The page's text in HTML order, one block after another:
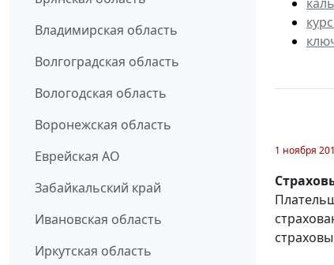
Владимирская область
Волгоградская область
Вологодская область
Воронежская область
Еврейская АО
Забайкальский край
Ивановская область
Иркутская область
1 ноября